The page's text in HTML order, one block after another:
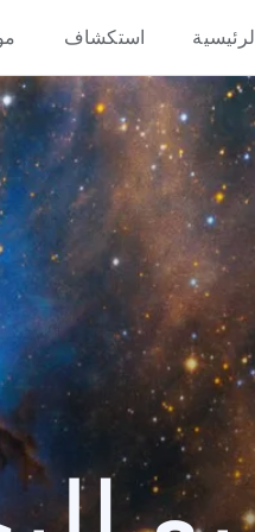
استكشاف